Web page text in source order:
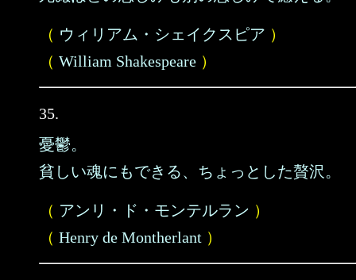
（ ウィリアム・シェイクスピア ）
（ William Shakespeare ）
35.
憂鬱。
貧しい魂にもできる、ちょっとした贅沢。
（ アンリ・ド・モンテルラン ）
（ Henry de Montherlant ）